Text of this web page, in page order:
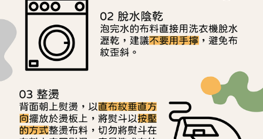
請求用戶進行身份認證。
５．嚴禁一人註冊多個帳號或使用他人資訊註冊。若發現惡意使用之情形，
恩沛科技股份有限公司將有權停止該用戶之使用額度並採取法律行動。